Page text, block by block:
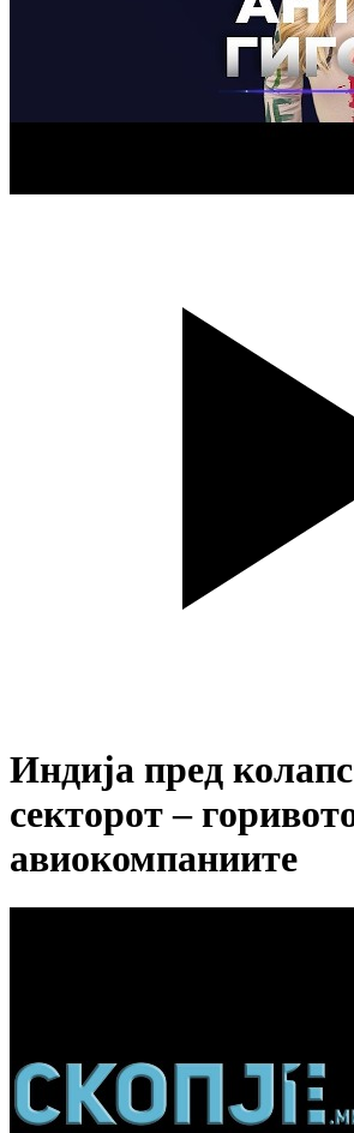
Индија пред
секторот –
авиокомпаниите